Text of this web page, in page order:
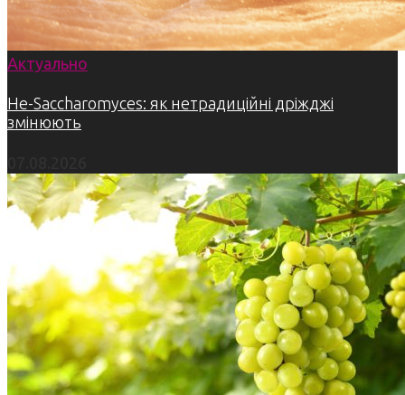
Актуально
Не-Saccharomyces: як нетрадиційні дріжджі
змінюють